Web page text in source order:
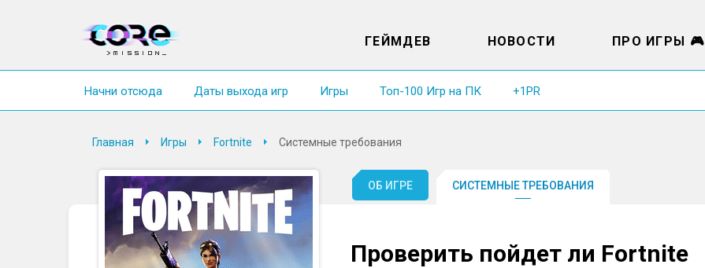
ГЕЙМДЕВ НОВОСТИ ПРО ИГРЫ 🎮
Начни отсюда Даты выхода игр Игры Топ-100 Игр на ПК +1PR
Главная Игры Fortnite Системные требования
ОБ ИГРЕ СИСТЕМНЫЕ ТРЕБОВАНИЯ
Проверить пойдет ли Fortnite